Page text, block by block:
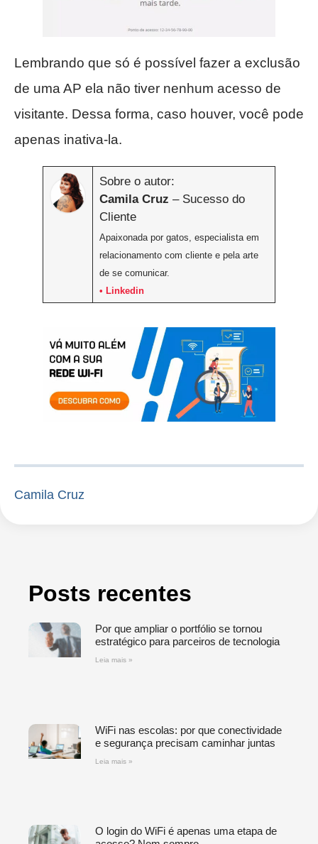
Lembrando que só é possível fazer a exclusão
de uma AP ela não tiver nenhum acesso de
visitante. Dessa forma, caso houver, você pode
apenas inativa-la.
Sobre o autor:
Camila Cruz – Sucesso do
Cliente
Apaixonada por gatos, especialista em
relacionamento com cliente e pela arte
de se comunicar.
• Linkedin
Camila Cruz
Posts recentes
Por que ampliar o portfólio se tornou
estratégico para parceiros de tecnologia
Leia mais »
WiFi nas escolas: por que conectividade
e segurança precisam caminhar juntas
Leia mais »
O login do WiFi é apenas uma etapa de